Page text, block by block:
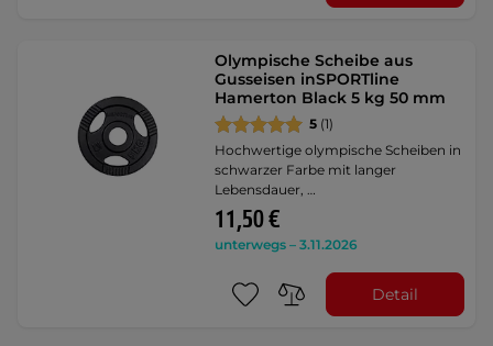
Olympische Scheibe aus
Gusseisen inSPORTline
Hamerton Black 5 kg 50 mm
5 (1)
Hochwertige olympische Scheiben in
schwarzer Farbe mit langer
Lebensdauer, …
11,50 €
unterwegs – 3.11.2026
Detail